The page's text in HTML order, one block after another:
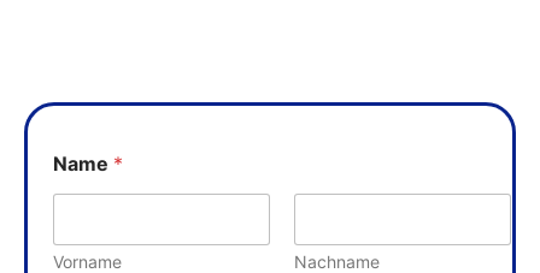
d
e
N
a
Name *
Vorname Nachname